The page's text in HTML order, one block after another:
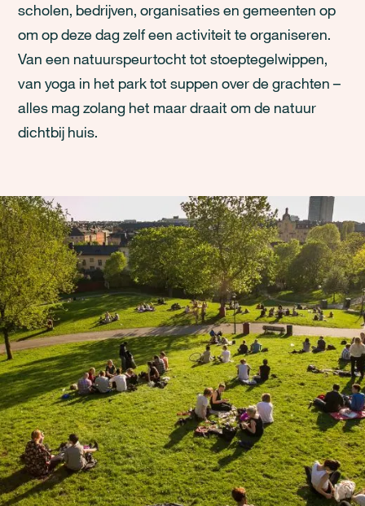
scholen, bedrijven, organisaties en gemeenten op
om op deze dag zelf een activiteit te organiseren.
Van een natuurspeurtocht tot stoeptegelwippen,
van yoga in het park tot suppen over de grachten –
alles mag zolang het maar draait om de natuur
dichtbij huis.